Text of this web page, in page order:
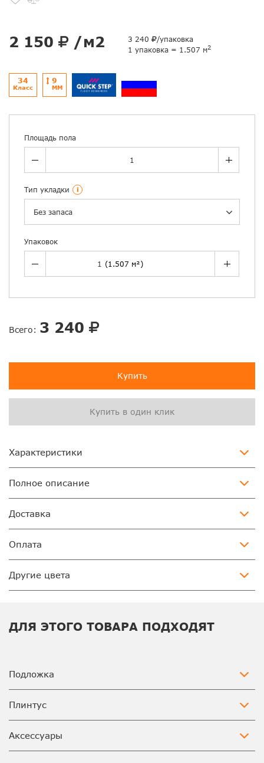
2 150 /м2 3 240
/упаковка
1 упаковка = 1.507 м2
34
Класс
9
ММ
Площадь пола
Тип укладки i
Без запаса
Упаковок
Всего: 3 240
Купить
Купить в один клик
Характеристики
Полное описание
Доставка
Оплата
Другие цвета
ДЛЯ ЭТОГО ТОВАРА ПОДХОДЯТ
Подложка
Плинтус
Аксессуары